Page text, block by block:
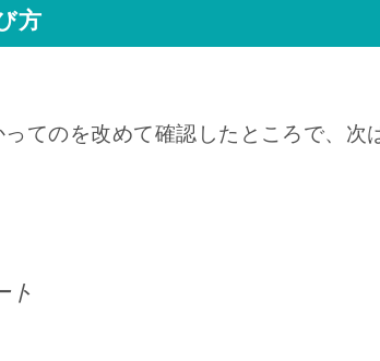
方
てのを改めて確認したところで、次
ト